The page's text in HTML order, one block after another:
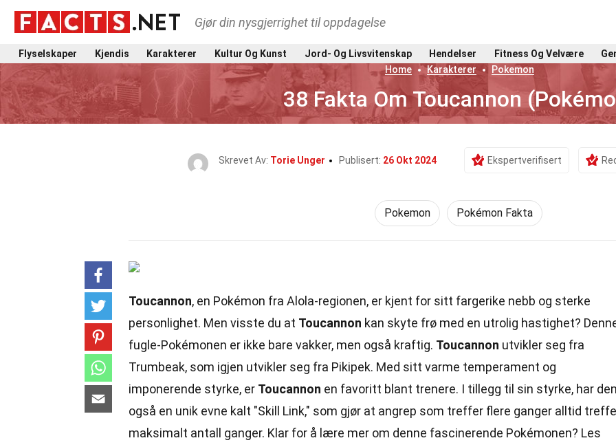
Gjør din nysgjerrighet til oppdagelse
Flyselskaper Kjendis Karakterer Kultur Og Kunst Jord- Og Livsvitenskap Hendelser Fitness Og Velvære
Home
Karakterer Pokemon
38 Fakta Om Toucannon
Skrevet Av: Torie Unger Publisert: 26 Okt 2024 Ekspertverifisert
Pokemon Pokémon Fakta
Toucannon, en Pokémon fra Alola-regionen, er kjent for sitt fargerike nebb og sterke
personlighet. Men visste du at Toucannon kan skyte frø med en utrolig hastighet?
fugle-Pokémonen er ikke bare vakker, men også kraftig. Toucannon utvikler seg fra
Trumbeak, som igjen utvikler seg fra Pikipek. Med sitt varme temperament og
imponerende styrke, er Toucannon en favoritt blant trenere. I tillegg til sin styrke, har den
også en unik evne kalt "Skill Link," som gjør at angrep som treffer flere ganger alltid
maksimalt antall ganger. Klar for å lære mer om denne fascinerende Pokémonen? Les